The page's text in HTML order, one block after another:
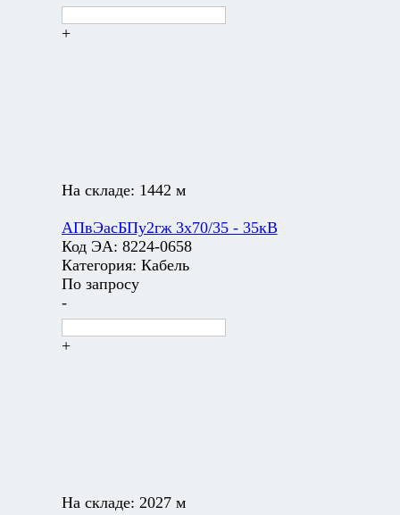
+
На складе: 1442 м
АПвЭасБПу2гж 3х70/35 - 35кВ
Код ЭА: 8224-0658
Категория: Кабель
По запросу
-
+
На складе: 2027 м